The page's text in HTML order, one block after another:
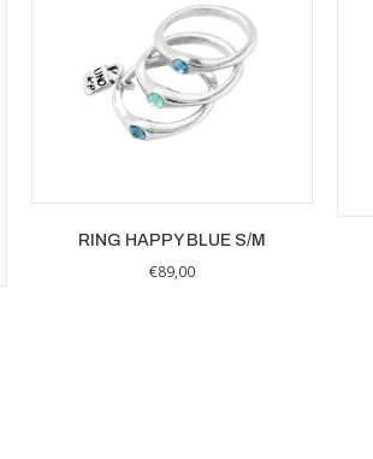
RING HAPPY BLUE S/M
€89,00